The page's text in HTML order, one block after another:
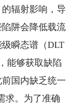
辐射影响，导
阱会降低载流
瞬态谱（DLT
能够获取缺陷
国内缺乏统一
求。为了准确